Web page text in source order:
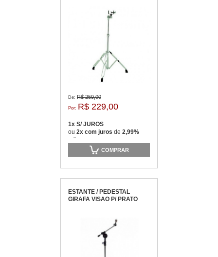
De: R$ 259,00
Por: R$ 229,00
1x S/ JUROS
ou 2x com juros de 2,99%
mês
COMPRAR
ESTANTE / PEDESTAL
GIRAFA VISAO P/ PRATO